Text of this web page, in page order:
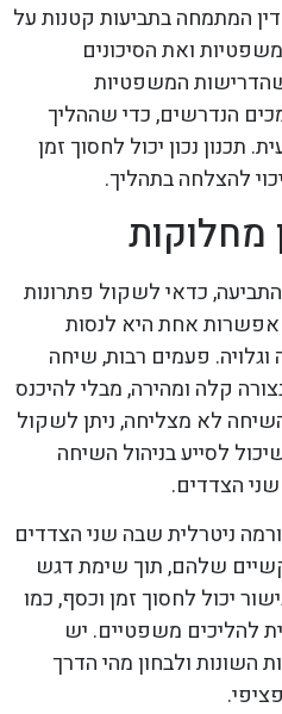
המתמחה בתביעות קטנות על
ואת הסיכונים
המשפטיות
הנדרשים, כדי שההליך
תכנון נכון יכול לחסוך זמן
להצלחה בתהליך.
מחלוקות
כדאי לשקול פתרונות
אפשרות אחת היא לנסות
פעמים רבות, שיחה
קלה ומהירה, מבלי להיכנס
לא מצליחה, ניתן לשקול
לסייע בניהול השיחה
הצדדים.
ניטרלית שבה שני הצדדים
שלהם, תוך שימת דגש
יכול לחסוך זמן וכסף, כמו
להליכים משפטיים. יש
ולבחון מהי הדרך